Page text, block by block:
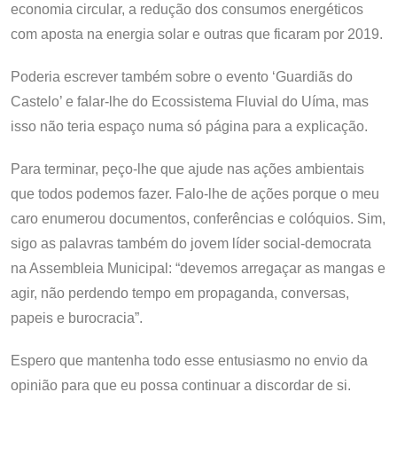
economia circular, a redução dos consumos energéticos
com aposta na energia solar e outras que ficaram por 2019.
Poderia escrever também sobre o evento ‘Guardiãs do
Castelo’ e falar-lhe do Ecossistema Fluvial do Uíma, mas
isso não teria espaço numa só página para a explicação.
Para terminar, peço-lhe que ajude nas ações ambientais
que todos podemos fazer. Falo-lhe de ações porque o meu
caro enumerou documentos, conferências e colóquios. Sim,
sigo as palavras também do jovem líder social-democrata
na Assembleia Municipal: “devemos arregaçar as mangas e
agir, não perdendo tempo em propaganda, conversas,
papeis e burocracia”.
Espero que mantenha todo esse entusiasmo no envio da
opinião para que eu possa continuar a discordar de si.